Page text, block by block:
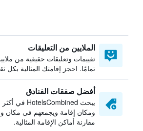
الملايين من التعليقات
تقييمات وتعليقات حقيقية من
تمامًا. احجز إقامتك المثالية بكل
أفضل صفقات الفنادق
ومكان إقامة ويجمعهم في مكان
مقارنة أماكن الإقامة المثالية.